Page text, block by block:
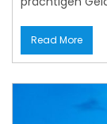
Read More